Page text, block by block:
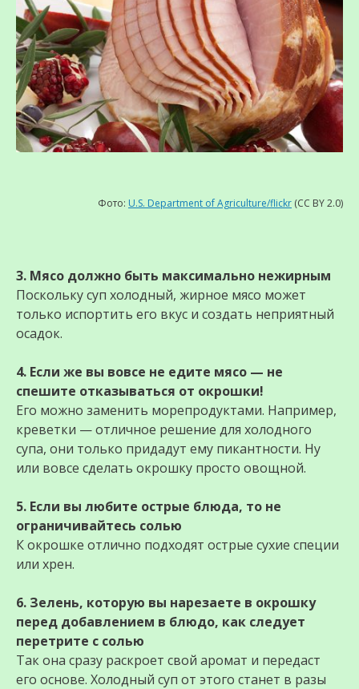
Фото: U.S. Department of Agriculture/flickr (CC BY 2.0)
3. Мясо должно быть максимально нежирным
Поскольку суп холодный, жирное мясо может
только испортить его вкус и создать неприятный
осадок.
4. Если же вы вовсе не едите мясо — не
спешите отказываться от окрошки!
Его можно заменить морепродуктами. Например,
креветки — отличное решение для холодного
супа, они только придадут ему пикантности. Ну
или вовсе сделать окрошку просто овощной.
5. Если вы любите острые блюда, то не
ограничивайтесь солью
К окрошке отлично подходят острые сухие специи
или хрен.
6. Зелень, которую вы нарезаете в окрошку
перед добавлением в блюдо, как следует
перетрите с солью
Так она сразу раскроет свой аромат и передаст
его основе. Холодный суп от этого станет в разы